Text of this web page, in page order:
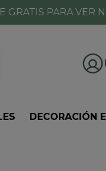
GRATIS PARA VER
DECORACIÓN